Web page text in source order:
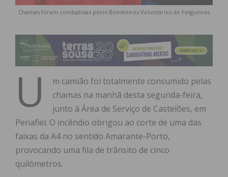
Chamas foram combatidas pelos Bombeiros Voluntários de Felgueiras
U
m camião foi totalmente consumido pelas
chamas na manhã desta segunda-feira,
junto à Área de Serviço de Castelões, em
Penafiel. O incêndio obrigou ao corte de uma das
faixas da A4 no sentido Amarante-Porto,
provocando uma fila de trânsito de cinco
quilómetros.